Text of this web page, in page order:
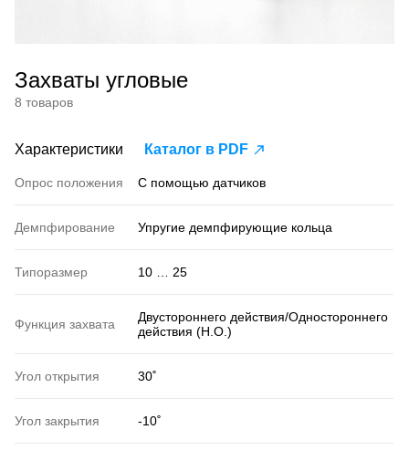
Захваты угловые
8 товаров
Характеристики Каталог в PDF
Опрос положения С помощью датчиков
Демпфирование Упругие демпфирующие кольца
Типоразмер 10 … 25
Функция захвата
Двустороннего действия/Одностороннего
действия (Н.О.)
Угол открытия 30˚
Угол закрытия -10˚